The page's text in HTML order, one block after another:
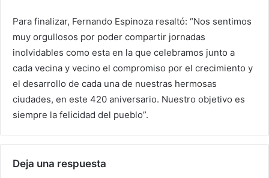
Para finalizar, Fernando Espinoza resaltó: “Nos sentimos
muy orgullosos por poder compartir jornadas
inolvidables como esta en la que celebramos junto a
cada vecina y vecino el compromiso por el crecimiento y
el desarrollo de cada una de nuestras hermosas
ciudades, en este 420 aniversario. Nuestro objetivo es
siempre la felicidad del pueblo”.
Deja una respuesta